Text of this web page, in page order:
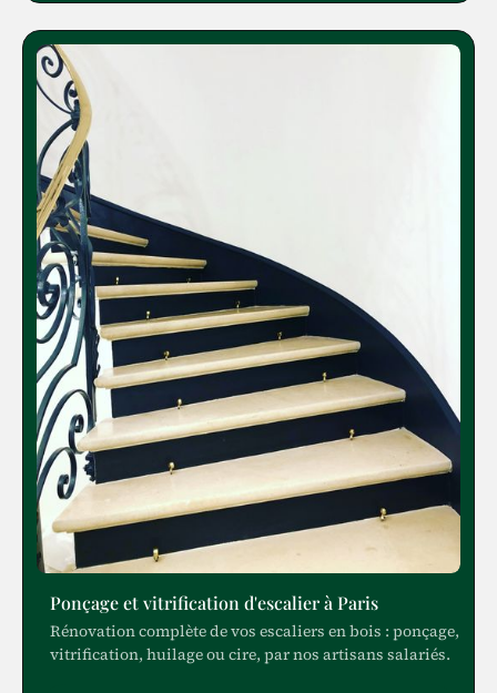
Ponçage et vitrification d'escalier à Paris
Rénovation complète de vos escaliers en bois : ponçage,
vitrification, huilage ou cire, par nos artisans salariés.